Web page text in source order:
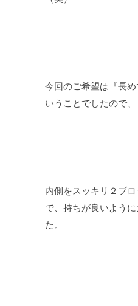
今回のご希望は『長
いうことでしたので、
内側をスッキリ２ブ
で、持ちが良いよう
た。